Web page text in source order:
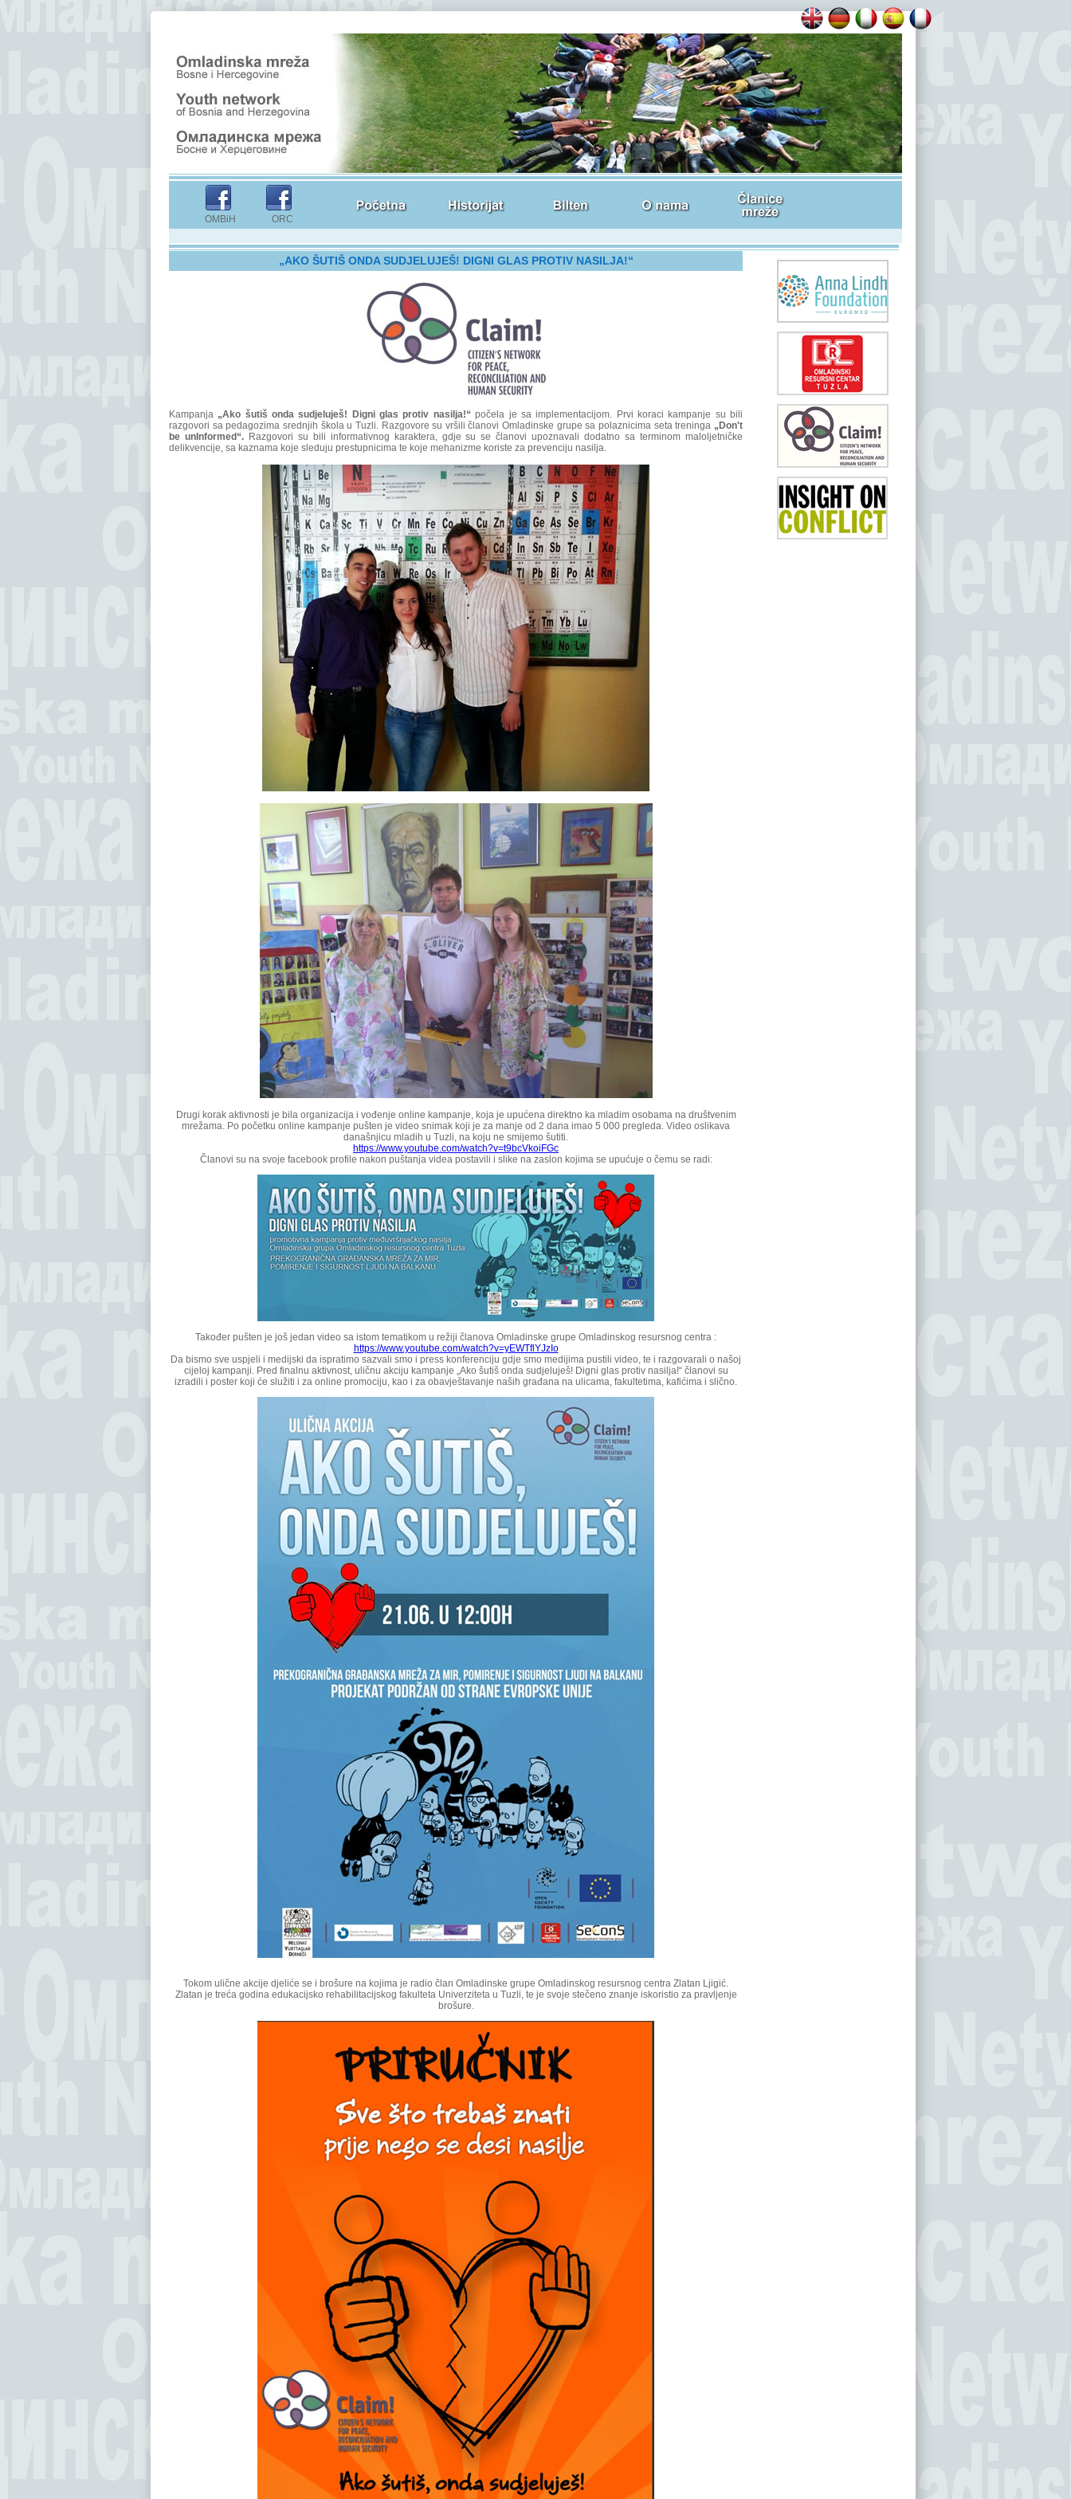
OMBiH ORC
„AKO ŠUTIŠ ONDA SUDJELUJEŠ! DIGNI GLAS PROTIV NASILJA!“
Kampanja „Ako šutiš onda sudjeluješ! Digni glas protiv nasilja!“počela je sa implementacijom. Prvi koraci kampanje su bili
razgovori sa pedagozima srednjih škola u Tuzli. Razgovore su vršili članovi Omladinske grupe sa polaznicima seta treninga „Don't
be unInformed“.Razgovori su bili informativnog karaktera, gdje su se članovi upoznavali dodatno sa terminom maloljetničke
delikvencije, sa kaznama koje sleduju prestupnicima te koje mehanizme koriste za prevenciju nasilja.
Drugi korak aktivnosti je bila organizacija i vođenje online kampanje, koja je upućena direktno ka mladim osobama na društvenim
mrežama. Po početku online kampanje pušten je video snimak koji je za manje od 2 dana imao 5 000 pregleda. Video oslikava
današnjicu mladih u Tuzli, na koju ne smijemo šutiti.
https://www.youtube.com/watch?v=t9bcVkoiFGc
Članovi su na svoje facebook profile nakon puštanja videa postavili i slike na zaslon kojima se upućuje o čemu se radi:
Također pušten je još jedan video sa istom tematikom u režiji članova Omladinske grupe Omladinskog resursnog centra :
https://www.youtube.com/watch?v=yEWTflYJzIo
Da bismo sve uspjeli i medijski da ispratimo sazvali smo i press konferenciju gdje smo medijima pustili video, te i razgovarali o našoj
cijeloj kampanji. Pred finalnu aktivnost, uličnu akciju kampanje „Ako šutiš onda sudjeluješ! Digni glas protiv nasilja!“ članovi su
izradili i poster koji će služiti i za online promociju, kao i za obavještavanje naših građana na ulicama, fakultetima, kafićima i slično.
Tokom ulične akcije djeliće se i brošure na kojima je radio član Omladinske grupe Omladinskog resursnog centra Zlatan Ljigić.
Zlatan je treća godina edukacijsko rehabilitacijskog fakulteta Univerziteta u Tuzli, te je svoje stečeno znanje iskoristio za pravljenje
brošure.